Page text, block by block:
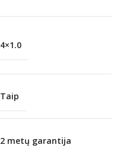
4×1.0
Taip
2 metų garantija